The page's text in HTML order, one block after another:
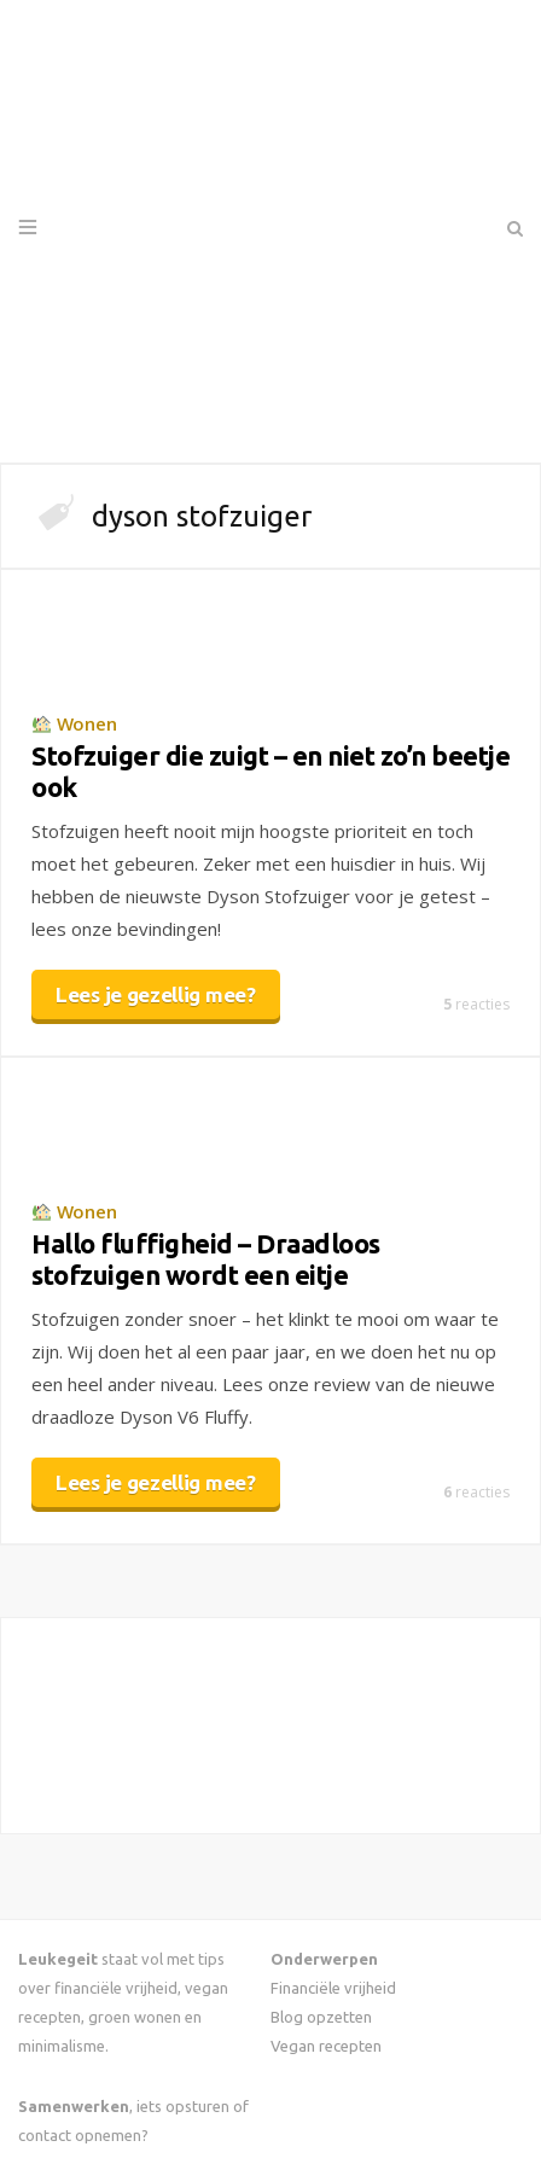
dyson stofzuiger
Wonen
Stofzuiger die zuigt – en niet zo’n beetje
ook
Stofzuigen heeft nooit mijn hoogste prioriteit en toch
moet het gebeuren. Zeker met een huisdier in huis. Wij
hebben de nieuwste Dyson Stofzuiger voor je getest –
lees onze bevindingen!
Lees je gezellig mee? 5 reacties
Wonen
Hallo fluffigheid – Draadloos
stofzuigen wordt een eitje
Stofzuigen zonder snoer – het klinkt te mooi om waar te
zijn. Wij doen het al een paar jaar, en we doen het nu op
een heel ander niveau. Lees onze review van de nieuwe
draadloze Dyson V6 Fluffy.
Lees je gezellig mee? 6 reacties
Leukegeit staat vol met tips
over financiële vrijheid, vegan
recepten, groen wonen en
minimalisme.
Samenwerken, iets opsturen of
contact opnemen?
Onderwerpen
Financiële vrijheid
Blog opzetten
Vegan recepten